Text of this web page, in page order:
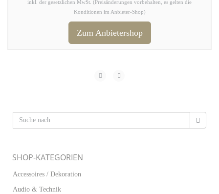
inkl. der gesetzlichen MwSt. (Preisänderungen vorbehalten, es gelten die
Konditionen im Anbieter-Shop)
Zum Anbietershop
SHOP-KATEGORIEN
Accessoires / Dekoration
Audio & Technik